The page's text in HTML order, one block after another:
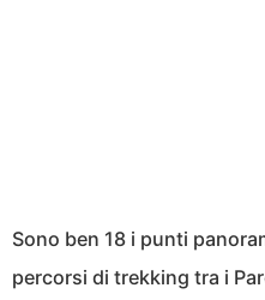
Sono ben 18 i punti
percorsi di trekking tra i